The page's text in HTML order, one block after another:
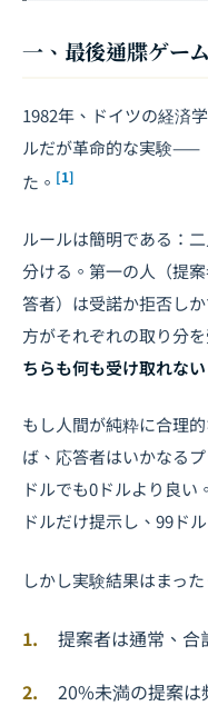
一、最後通牒ゲー
1982年、ドイツの経済
ルだが革命的な実験——
た。 [1]
ルールは簡明である：
分ける。第一の人（提
答者）は受諾か拒否し
方がそれぞれの取り分
ちらも何も受け取れない
もし人間が純粋に合理
ば、応答者はいかなる
ドルでも0ドルより良い
ドルだけ提示し、99ド
しかし実験結果はまっ
提案者は通常、合
20%未満の提案は